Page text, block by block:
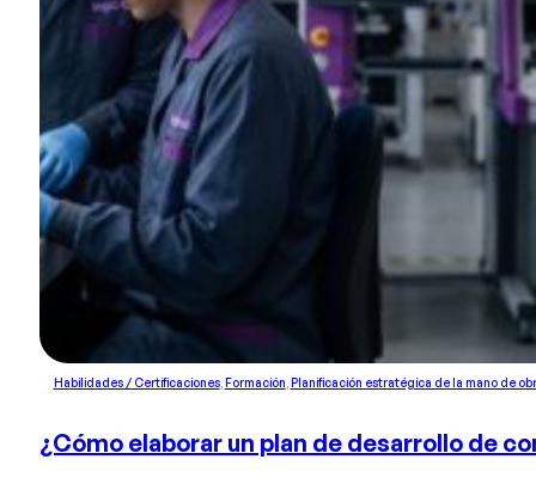
Habilidades / Certificaciones, Formación Planificación estratégica de la mano de
¿Cómo elaborar un plan de desarrollo de